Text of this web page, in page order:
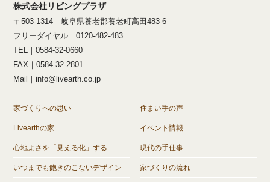
株式会社リビングプラザ
〒503-1314 岐阜県養老郡養老町高田483-6
フリーダイヤル｜0120-482-483
TEL｜0584-32-0660
FAX｜0584-32-2801
Mail｜info@livearth.co.jp
家づくりへの思い
Livearthの家
心地よさを「見える化」する
いつまでも飽きのこないデザイン
住まい手の声
イベント情報
現代の手仕事
家づくりの流れ